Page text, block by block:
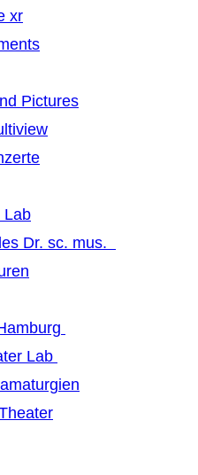
xr
Pictures
Lab
Dr. sc. mus.
Lab